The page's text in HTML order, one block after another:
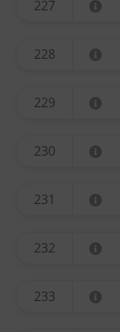
227
228
229
230
231
232
233